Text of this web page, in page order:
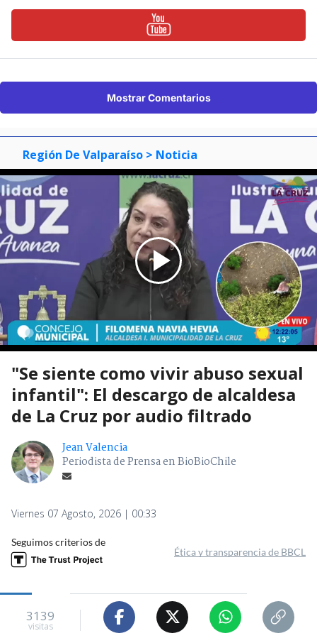
Mostrar Comentarios
Región De Valparaíso > Noticia
"Se siente como vivir abuso sexual
infantil": El descargo de alcaldesa
de La Cruz por audio filtrado
Jean Valencia
Periodista de Prensa en BioBioChile
Viernes 07 Agosto, 2026 | 00:33
Seguimos criterios de
Ética y transparencia de BBCL
3139
visitas